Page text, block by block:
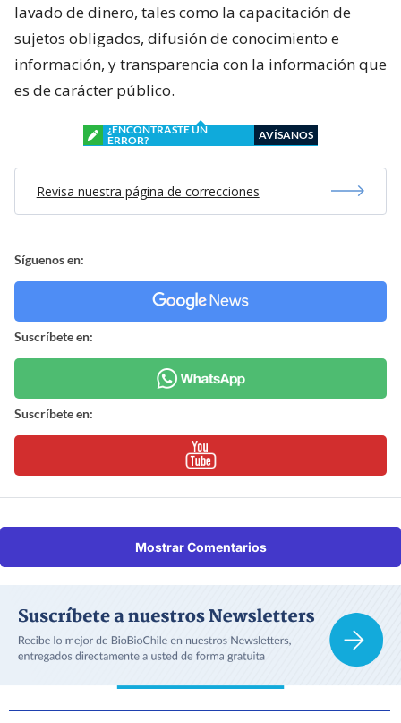
lavado de dinero, tales como la capacitación de
sujetos obligados, difusión de conocimiento e
información, y transparencia con la información que
es de carácter público.
¿ENCONTRASTE UN
ERROR?
AVÍSANOS
Revisa nuestra página de correcciones
Síguenos en:
Suscríbete en:
Suscríbete en:
Mostrar Comentarios